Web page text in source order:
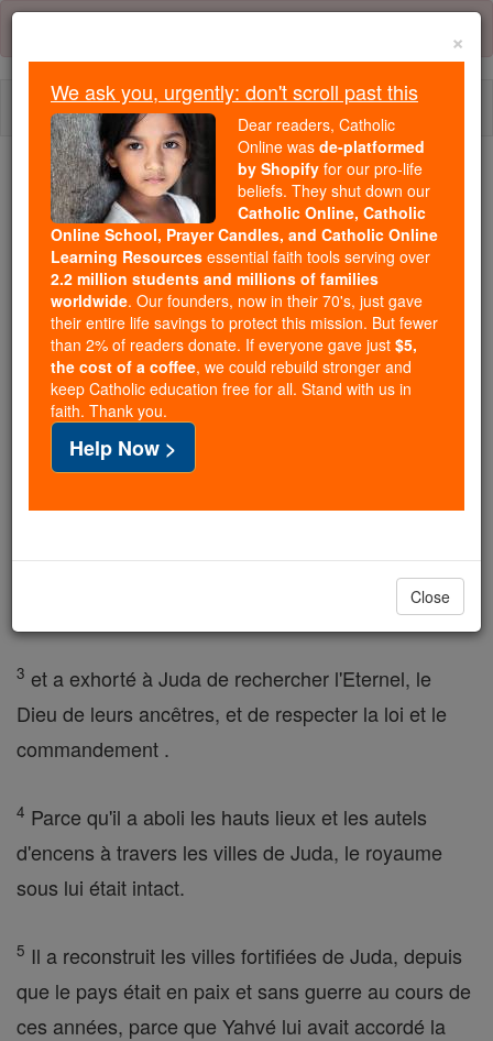
Skip
content
Trending:
Daily Reading for Thursday, October ...
Today's Reading The Mysteries of the Rosary
2 Chroniques - Chapitre 14
2 Chroniques ⌄ Chapter 14 ⌄
Asa fit ce que l'Éternel, son Dieu considère
comme bon et juste .
Il abolit les autels de l'étranger et les hauts lieux,
3 et a exhorté à Juda de rechercher l'Eternel, le
Dieu de leurs ancêtres, et de respecter la loi et le
commandement .
4 Parce qu'il a aboli les hauts lieux et les autels
d'encens à travers les villes de Juda, le royaume
sous lui était intact.
5 Il a reconstruit les villes fortifiées de Juda, depuis
que le pays était en paix et sans guerre au cours de
ces années, parce que Yahvé lui avait accordé la
×
We ask you, urgently: don't scroll past this
Dear readers, Catholic
Online was de-platformed
by Shopify for our pro-life
beliefs. They shut down our
Catholic Online, Catholic
Online School, Prayer Candles, and Catholic Online
Learning Resources essential faith tools serving over
2.2 million students and millions of families
worldwide. Our founders, now in their 70's, just gave
their entire life savings to protect this mission. But fewer
than 2% of readers donate. If everyone gave just $5,
the cost of a coffee, we could rebuild stronger and
keep Catholic education free for all. Stand with us in
faith. Thank you.
Help Now >
Close